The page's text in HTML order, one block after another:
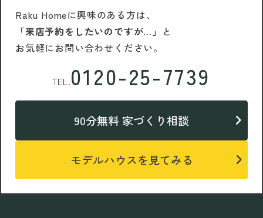
Raku Homeに興味のある方は、
「来店予約をしたいのですが…」 と
お気軽にお問い合わせください。
TEL.0120-25-7739
90分無料 家づくり相談
モデルハウスを見てみる